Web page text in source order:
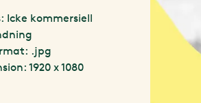
Icke kommersiell
.jpg
1920 x 1080